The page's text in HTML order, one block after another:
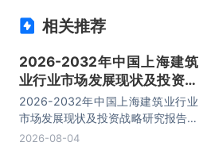
相关推荐
2026-2032年中国上海建筑
业行业市场发展现状及投资战
略研究报告
2026-2032年中国上海建筑业行业
市场发展现状及投资战略研究报告，
主要包括发展综述、主要上市公司分
2026-08-04